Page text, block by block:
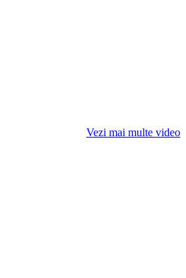
Vezi mai multe video